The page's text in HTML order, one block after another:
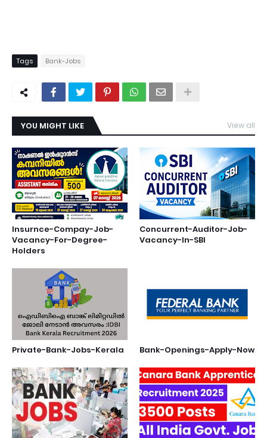
Tags Bank-Jobs
YOU MIGHT LIKE View all
Insurnce-Compay-Job-
Vacancy-For-Degree-
Holders
Concurrent-Auditor-Job-
Vacancy-In-SBI
Private-Bank-Jobs-Kerala Bank-Openings-Apply-Now